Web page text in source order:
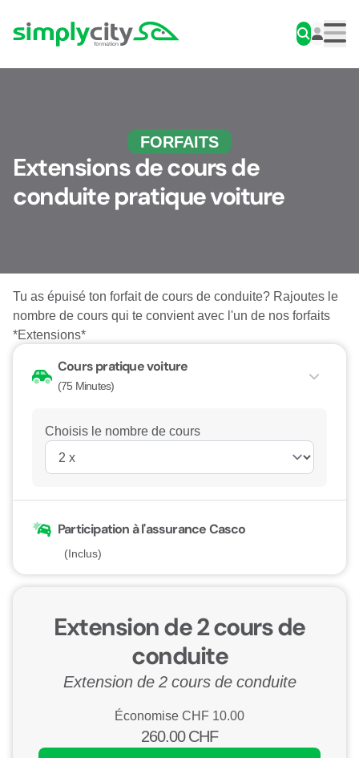
Simplycity
FORFAITS
Extensions de cours de
conduite pratique voiture
Tu as épuisé ton forfait de cours de conduite? Rajoutes le
nombre de cours qui te convient avec l'un de nos forfaits
*Extensions*
Cours pratique voiture
(75 Minutes)
Choisis le nombre de cours
Participation à l'assurance Casco
(Inclus)
Extension de 2 cours de
conduite
Extension de 2 cours de conduite
Économise CHF 10.00
260.00CHF